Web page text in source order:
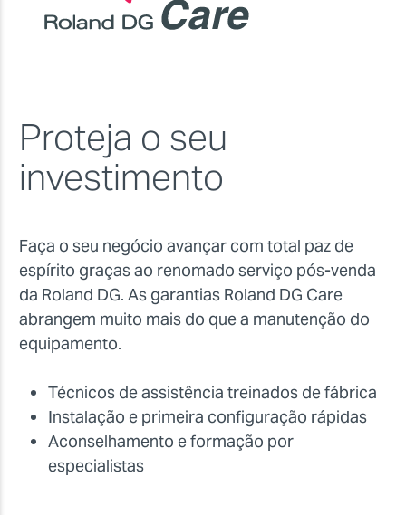
Proteja o seu
investimento
Faça o seu negócio avançar com total paz de
espírito graças ao renomado serviço pós-venda
da Roland DG. As garantias Roland DG Care
abrangem muito mais do que a manutenção do
equipamento.
Técnicos de assistência treinados de fábrica
Instalação e primeira configuração rápidas
Aconselhamento e formação por
especialistas